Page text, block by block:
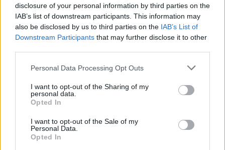
disclosure of your personal information by third parties on the
IAB’s list of downstream participants. This information may
also be disclosed by us to third parties on the IAB’s List of
Downstream Participants that may further disclose it to other
Please note that this website/app uses one or more Google
not limited to your visit or usage behaviour. You may click to
grant or deny consent to Google and its third-party tags to
use your data for below specified purposes in below Google
consent section.
Personal Data Processing Opt Outs
I want to opt-out of the Sharing of my
personal data.
Opted In
I want to opt-out of the Sale of my
Personal Data.
Opted In
Kövess minket, és értesülj a friss hírekről a
Facebookon is!